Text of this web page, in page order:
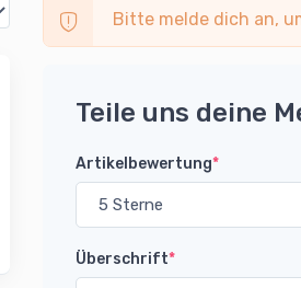
Bitte melde dich an,
Teile uns deine
Artikelbewertung*
Überschrift*